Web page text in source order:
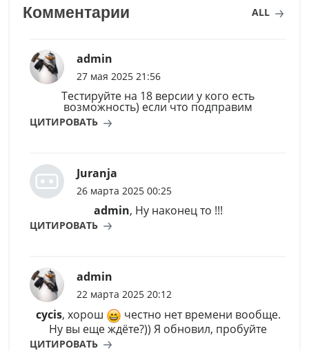
Комментарии ALL
admin
27 мая 2025 21:56
Тестируйте на 18 версии у кого есть
возможность) если что подправим
ЦИТИРОВАТЬ
Juranja
26 марта 2025 00:25
admin, Ну наконец то !!!
ЦИТИРОВАТЬ
admin
22 марта 2025 20:12
cycis, хорош
честно нет времени вообще.
Ну вы еще ждёте?)) Я обновил, пробуйте
ЦИТИРОВАТЬ